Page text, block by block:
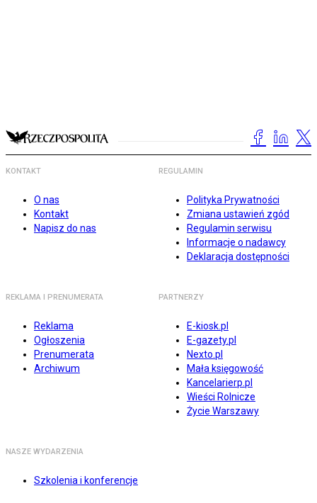
KONTAKT
O nas
Kontakt
Napisz do nas
REGULAMIN
Polityka Prywatności
Zmiana ustawień zgód
Regulamin serwisu
Informacje o nadawcy
Deklaracja dostępności
REKLAMA I PRENUMERATA
Reklama
Ogłoszenia
Prenumerata
Archiwum
PARTNERZY
E-kiosk.pl
E-gazety.pl
Nexto.pl
Mała księgowość
Kancelarierp.pl
Wieści Rolnicze
Życie Warszawy
NASZE WYDARZENIA
Szkolenia i konferencje